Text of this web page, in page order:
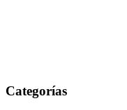
Categorías